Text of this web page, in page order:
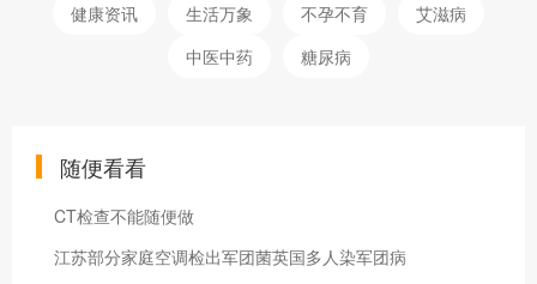
健康资讯 生活万象 不孕不育
艾滋病
中医中药
糖尿病
随便看看
CT检查不能随便做
江苏部分家庭空调检出军团菌英国多人染军团病